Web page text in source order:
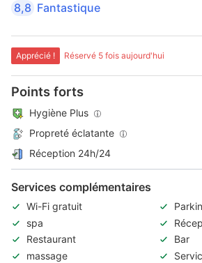
8,8 Fantastique
Apprécié ! Réservé 5 fois aujourd'hui
Points forts
Hygiène Plus
Propreté éclatante
Réception 24h/24
Services complémentaires
Wi-Fi gratuit
spa
Restaurant
Bar
massage